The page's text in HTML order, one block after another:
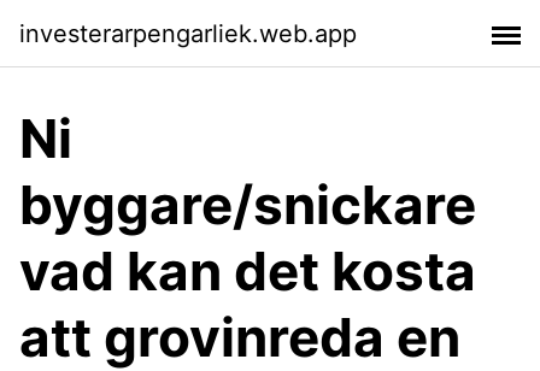
investerarpengarliek.web.app
Ni
byggare/snickare
vad kan det kosta
att grovinreda en